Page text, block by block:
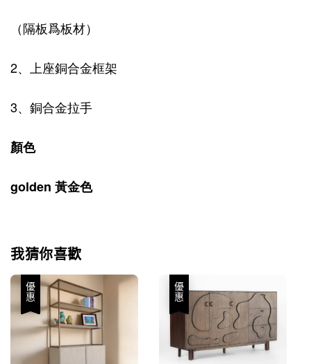
（隔板爲板材）
2、上座銅合金框架
3、銅合金拉手
顏色
golden 黃金色
我猜你喜歡
優惠 優惠